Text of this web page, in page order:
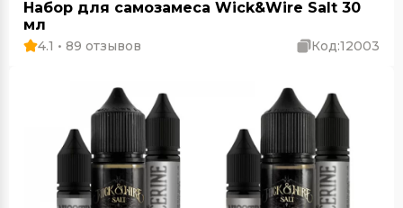
Набор для самозамеса Wick&Wire Salt 30
мл
4.1 • 89 отзывов Код:12003